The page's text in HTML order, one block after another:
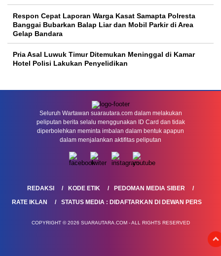
Respon Cepat Laporan Warga Kasat Samapta Polresta
Banggai Bubarkan Balap Liar dan Mobil Parkir di Area
Gelap Bandara
Pria Asal Luwuk Timur Ditemukan Meninggal di Kamar
Hotel Polisi Lakukan Penyelidikan
Seluruh Wartawan suarautara.com dalam melakukan
peliputan berita selalu menggunakan ID Card dan tidak
diperbolehkan meminta imbalan dalam bentuk apapun
dalam menjalankan aktifitas peliputan
REDAKSI KODE ETIK
PEDOMAN MEDIA SIBER
RATE IKLAN
STATUS MEDIA : DIDAFTARKAN DI DEWAN PERS
COPYRIGHT © 2026 SUARAUTARA.COM - ALL RIGHTS RESERVED